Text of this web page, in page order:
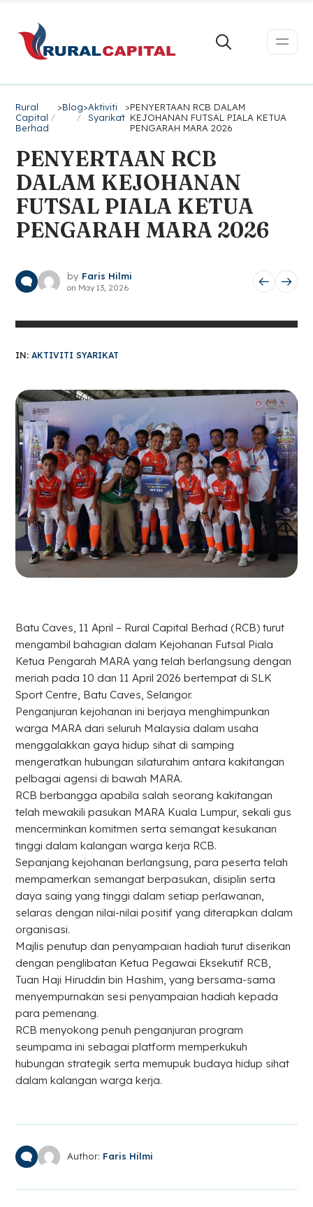
Rural
Capital
Berhad
>Blog>Aktiviti
Syarikat
>PENYERTAAN RCB DALAM
KEJOHANAN FUTSAL PIALA KETUA
PENGARAH MARA 2026
PENYERTAAN RCB
DALAM KEJOHANAN
FUTSAL PIALA KETUA
PENGARAH MARA 2026
by Faris Hilmi
on May 13, 2026
IN: AKTIVITI SYARIKAT
Batu Caves, 11 April – Rural Capital Berhad (RCB) turut
mengambil bahagian dalam Kejohanan Futsal Piala
Ketua Pengarah MARA yang telah berlangsung dengan
meriah pada 10 dan 11 April 2026 bertempat di SLK
Sport Centre, Batu Caves, Selangor.
Penganjuran kejohanan ini berjaya menghimpunkan
warga MARA dari seluruh Malaysia dalam usaha
menggalakkan gaya hidup sihat di samping
mengeratkan hubungan silaturahim antara kakitangan
pelbagai agensi di bawah MARA.
RCB berbangga apabila salah seorang kakitangan
telah mewakili pasukan MARA Kuala Lumpur, sekali gus
mencerminkan komitmen serta semangat kesukanan
tinggi dalam kalangan warga kerja RCB.
Sepanjang kejohanan berlangsung, para peserta telah
mempamerkan semangat berpasukan, disiplin serta
daya saing yang tinggi dalam setiap perlawanan,
selaras dengan nilai-nilai positif yang diterapkan dalam
organisasi.
Majlis penutup dan penyampaian hadiah turut diserikan
dengan penglibatan Ketua Pegawai Eksekutif RCB,
Tuan Haji Hiruddin bin Hashim, yang bersama-sama
menyempurnakan sesi penyampaian hadiah kepada
para pemenang.
RCB menyokong penuh penganjuran program
seumpama ini sebagai platform memperkukuh
hubungan strategik serta memupuk budaya hidup sihat
dalam kalangan warga kerja.
Author: Faris Hilmi